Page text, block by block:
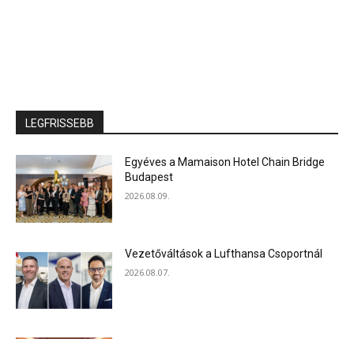
LEGFRISSEBB
Egyéves a Mamaison Hotel Chain Bridge
Budapest
2026.08.09.
Vezetőváltások a Lufthansa Csoportnál
2026.08.07.